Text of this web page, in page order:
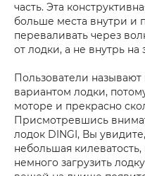
часть. Эта
больше места внутри и
переваливать через
от лодки, а не внутрь на
Пользователи
вариантом лодки,
моторе и прекрасно
Присмотревшись
лодок DINGI, Вы
небольшая
немного загрузить